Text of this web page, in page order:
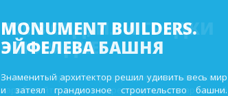
ВСЕ В САД, ИЛИ ГРЯДКИ
В ПОРЯДКЕ
Выполните просьбы привередливых заказчиков и
заработайте деньги на реставрацию старенькой